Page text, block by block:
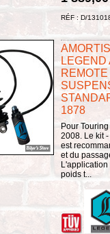
RÉF : D/
LEGEND
1878
Pour
2008. Le kit
est
et du
poids t...